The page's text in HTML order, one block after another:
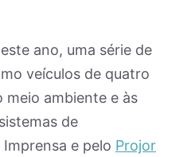
ano, uma série de
veículos de quatro
meio ambiente e às
de
e pelo Projor